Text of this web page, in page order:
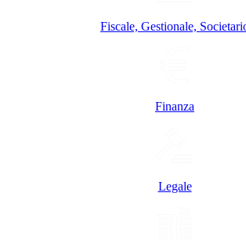
Fiscale, Gestionale,
Finanza
Legale